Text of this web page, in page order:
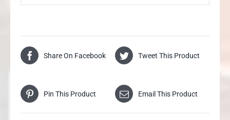
Share On Facebook Tweet This Product
Pin This Product Email This Product